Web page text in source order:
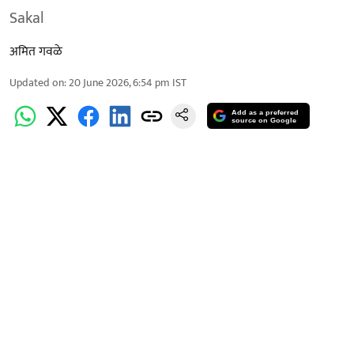
Sakal
अमित गवळे
Updated on:20 June 2026, 6:54 pm IST
Add as a preferred
source on Google